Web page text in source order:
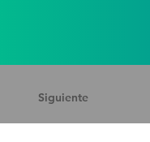
Siguiente